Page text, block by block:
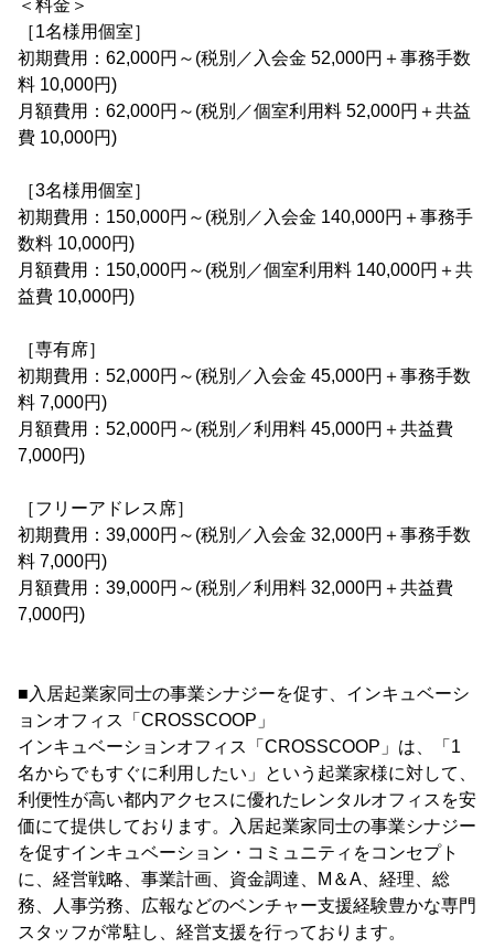
＜料金＞
［1名様用個室］
初期費用：62,000円～(税別／入会金 52,000円＋事務手数
料 10,000円)
月額費用：62,000円～(税別／個室利用料 52,000円＋共益
費 10,000円)
［3名様用個室］
初期費用：150,000円～(税別／入会金 140,000円＋事務手
数料 10,000円)
月額費用：150,000円～(税別／個室利用料 140,000円＋共
益費 10,000円)
［専有席］
初期費用：52,000円～(税別／入会金 45,000円＋事務手数
料 7,000円)
月額費用：52,000円～(税別／利用料 45,000円＋共益費
7,000円)
［フリーアドレス席］
初期費用：39,000円～(税別／入会金 32,000円＋事務手数
料 7,000円)
月額費用：39,000円～(税別／利用料 32,000円＋共益費
7,000円)
■入居起業家同士の事業シナジーを促す、インキュベーシ
ョンオフィス「CROSSCOOP」
インキュベーションオフィス「CROSSCOOP」は、「1
名からでもすぐに利用したい」という起業家様に対して、
利便性が高い都内アクセスに優れたレンタルオフィスを安
価にて提供しております。入居起業家同士の事業シナジー
を促すインキュベーション・コミュニティをコンセプト
に、経営戦略、事業計画、資金調達、M＆A、経理、総
務、人事労務、広報などのベンチャー支援経験豊かな専門
スタッフが常駐し、経営支援を行っております。